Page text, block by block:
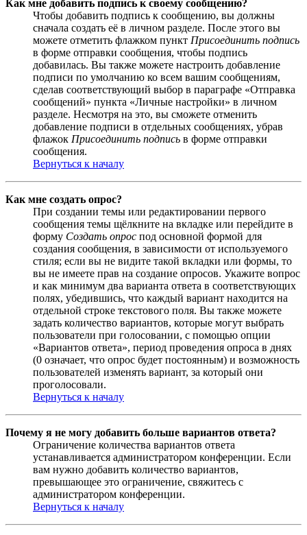
Как мне добавить подпись к своему сообщению?
Чтобы добавить подпись к сообщению, вы должны
сначала создать её в личном разделе. После этого вы
можете отметить флажком пункт Присоединить подпись
в форме отправки сообщения, чтобы подпись
добавилась. Вы также можете настроить добавление
подписи по умолчанию ко всем вашим сообщениям,
сделав соответствующий выбор в параграфе «Отправка
сообщений» пункта «Личные настройки» в личном
разделе. Несмотря на это, вы сможете отменить
добавление подписи в отдельных сообщениях, убрав
флажок Присоединить подпись в форме отправки
сообщения.
Вернуться к началу
Как мне создать опрос?
При создании темы или редактировании первого
сообщения темы щёлкните на вкладке или перейдите в
форму Создать опрос под основной формой для
создания сообщения, в зависимости от используемого
стиля; если вы не видите такой вкладки или формы, то
вы не имеете прав на создание опросов. Укажите вопрос
и как минимум два варианта ответа в соответствующих
полях, убедившись, что каждый вариант находится на
отдельной строке текстового поля. Вы также можете
задать количество вариантов, которые могут выбрать
пользователи при голосовании, с помощью опции
«Вариантов ответа», период проведения опроса в днях
(0 означает, что опрос будет постоянным) и возможность
пользователей изменять вариант, за который они
проголосовали.
Вернуться к началу
Почему я не могу добавить больше вариантов ответа?
Ограничение количества вариантов ответа
устанавливается администратором конференции. Если
вам нужно добавить количество вариантов,
превышающее это ограничение, свяжитесь с
администратором конференции.
Вернуться к началу